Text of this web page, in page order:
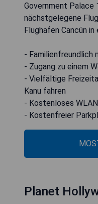
Government Palace
nächstgelegene
Flughafen Cancún in
- Familienfreundlich
- Zugang zu einem
- Vielfältige
Kanu fahren
- Kostenloses
- Kostenfreier
Planet